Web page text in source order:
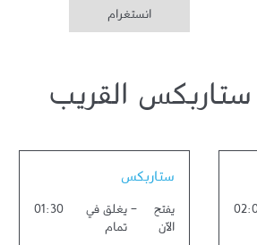
انستغرام
القريب
ستاربكس
يفتح
الآن
- يغلق في
تمام
01:30